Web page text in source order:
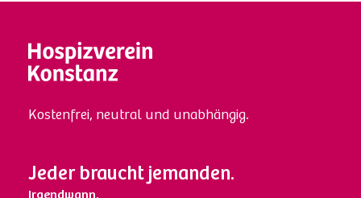
Kostenfrei, neutral und unabhängig.
Jeder braucht jemanden.